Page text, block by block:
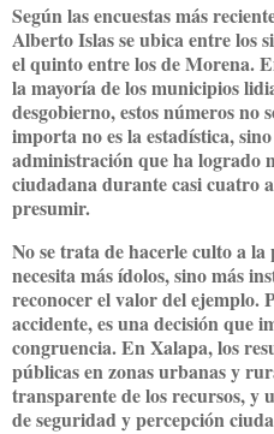
Según las encuestas más
Alberto Islas se ubica entre los
elquinto entre los de Morena.
la mayoría de los municipios
desgobierno, estos números no
importa no es la estadística,
administración que ha logrado
ciudadanadurante casi cuatro
presumir.
No se trata de hacerle culto a
necesita más ídolos, sino más
reconocer el valor del ejemplo.
accidente, es una decisión que
congruencia. En Xalapa, los
públicas en zonas urbanas y
transparente de los recursos, y
deseguridad y percepción